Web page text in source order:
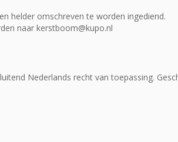
helder omschreven te worden ingediend.
naar kerstboom@kupo.nl
Nederlands recht van toepassing.